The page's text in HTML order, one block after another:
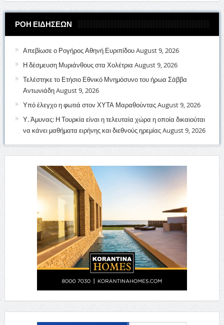
ΡΟΗ ΕΙΔΗΣΕΩΝ
Απεβίωσε ο Ρογήρος Αθηνή ΕυριπίδουAugust 9, 2026
Η δέσμευση Μυριάνθους στα Χολέτρια August 9, 2026
Τελέστηκε το Ετήσιο Εθνικό Μνημόσυνο του ήρωα Σάββα
ΑντωνιάδηAugust 9, 2026
Υπό έλεγχο η φωτιά στον ΧΥΤΑ ΜαραθούνταςAugust 9, 2026
Υ. Άμυνας: Η Τουρκία είναι η τελευταία χώρα η οποία δικαιούται
να κάνει μαθήματα ειρήνης και διεθνούς ηρεμίαςAugust 9, 2026